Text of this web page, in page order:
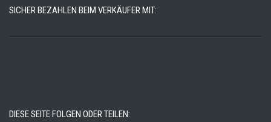
SICHER BEZAHLEN BEIM VERKÄUFER MIT:
DIESE SEITE FOLGEN ODER TEILEN: